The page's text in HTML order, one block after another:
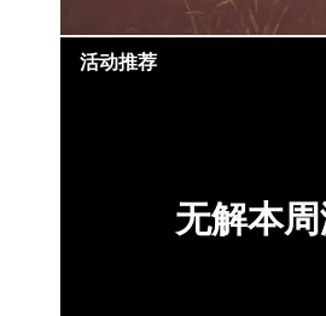
无解本
活动推荐